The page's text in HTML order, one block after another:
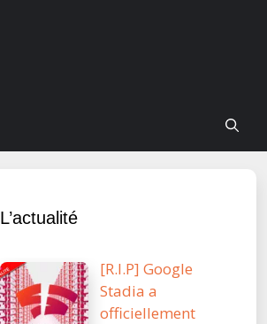
L’actualité
[R.I.P] Google
Stadia a
officiellement